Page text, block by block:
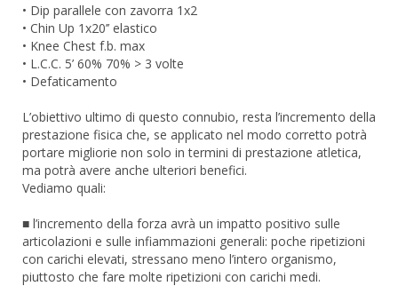
• Dip parallele con zavorra 1x2
• Chin Up 1x20’’ elastico
• Knee Chest f.b. max
• L.C.C. 5’ 60% 70% > 3 volte
• Defaticamento
L’obiettivo ultimo di questo connubio, resta l’incremento della
prestazione fisica che, se applicato nel modo corretto potrà
portare migliorie non solo in termini di prestazione atletica,
ma potrà avere anche ulteriori benefici.
Vediamo quali:
■ l’incremento della forza avrà un impatto positivo sulle
articolazioni e sulle infiammazioni generali: poche ripetizioni
con carichi elevati, stressano meno l’intero organismo,
piuttosto che fare molte ripetizioni con carichi medi.